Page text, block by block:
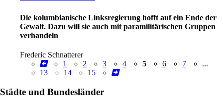
Die kolumbianische Linksregierung hofft auf ein Ende der
Gewalt. Dazu will sie auch mit paramilitärischen Gruppen
verhandeln
Frederic Schnatterer
1
2 3 4 5 6 7
...
13
14 15
Städte und Bundesländer